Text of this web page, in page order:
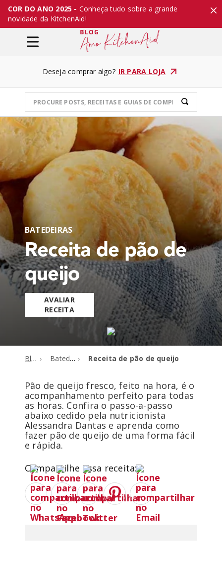
COR DO ANO 2025 - Conheça tudo sobre a grande
novidade da KitchenAid!
Deseja comprar algo? IR PARA LOJA
BATEDEIRAS
Receita de pão de
queijo
AVALIAR
RECEITA
Blog Batedeiras Receita de pão de queijo
Pão de queijo fresco, feito na hora, é o
acompanhamento perfeito para todas
as horas. Confira o passo-a-passo
abaixo cedido pela nutricionista
Alessandra Dantas e aprenda como
fazer pão de queijo de uma forma fácil
e rápida.
Compartilhe essa receita: